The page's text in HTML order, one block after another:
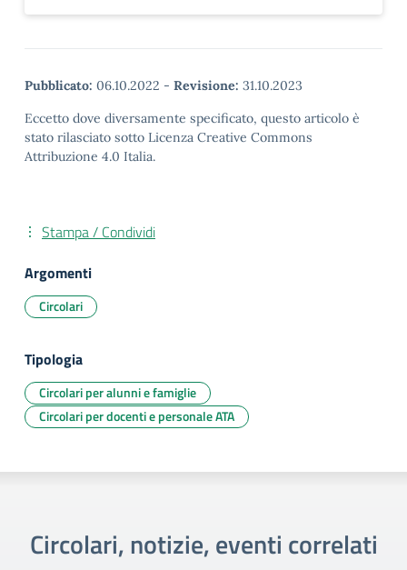
Pubblicato: 06.10.2022 - Revisione: 31.10.2023
Eccetto dove diversamente specificato, questo articolo è
stato rilasciato sotto Licenza Creative Commons
Attribuzione 4.0 Italia.
Stampa / Condividi
Argomenti
Circolari
Tipologia
Circolari per alunni e famiglie
Circolari per docenti e personale ATA
Circolari, notizie, eventi correlati